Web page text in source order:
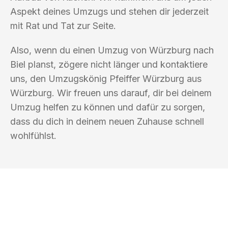
Aspekt deines Umzugs und stehen dir jederzeit
mit Rat und Tat zur Seite.
Also, wenn du einen Umzug von Würzburg nach
Biel planst, zögere nicht länger und kontaktiere
uns, den Umzugskönig Pfeiffer Würzburg aus
Würzburg. Wir freuen uns darauf, dir bei deinem
Umzug helfen zu können und dafür zu sorgen,
dass du dich in deinem neuen Zuhause schnell
wohlfühlst.